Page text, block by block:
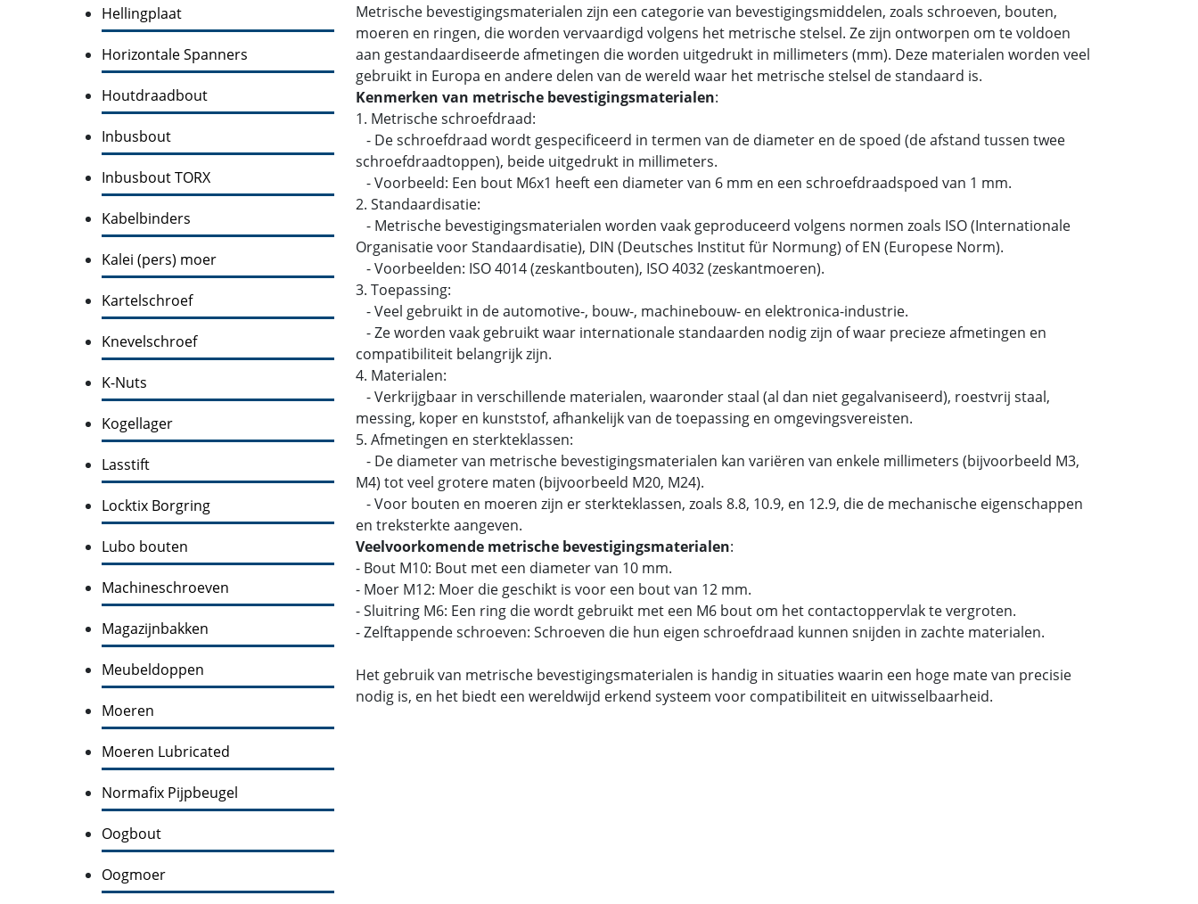
Hellingplaat
Horizontale Spanners
Houtdraadbout
Inbusbout
Inbusbout TORX
Kabelbinders
Kalei (pers) moer
Kartelschroef
Knevelschroef
K-Nuts
Kogellager
Lasstift
Locktix Borgring
Lubo bouten
Machineschroeven
Magazijnbakken
Meubeldoppen
Moeren
Moeren Lubricated
Normafix Pijpbeugel
Oogbout
Oogmoer
Metrische bevestigingsmaterialen zijn een categorie van bevestigingsmiddelen, zoals schroeven, bouten,
moeren en ringen, die worden vervaardigd volgens het metrische stelsel. Ze zijn ontworpen om te voldoen
aan gestandaardiseerde afmetingen die worden uitgedrukt in millimeters (mm). Deze materialen worden veel
gebruikt in Europa en andere delen van de wereld waar het metrische stelsel de standaard is.
Kenmerken van metrische bevestigingsmaterialen:
1. Metrische schroefdraad:
- De schroefdraad wordt gespecificeerd in termen van de diameter en de spoed (de afstand tussen twee
schroefdraadtoppen), beide uitgedrukt in millimeters.
- Voorbeeld: Een bout M6x1 heeft een diameter van 6 mm en een schroefdraadspoed van 1 mm.
2. Standaardisatie:
- Metrische bevestigingsmaterialen worden vaak geproduceerd volgens normen zoals ISO (Internationale
Organisatie voor Standaardisatie), DIN (Deutsches Institut für Normung) of EN (Europese Norm).
- Voorbeelden: ISO 4014 (zeskantbouten), ISO 4032 (zeskantmoeren).
3. Toepassing:
- Veel gebruikt in de automotive-, bouw-, machinebouw- en elektronica-industrie.
- Ze worden vaak gebruikt waar internationale standaarden nodig zijn of waar precieze afmetingen en
compatibiliteit belangrijk zijn.
4. Materialen:
- Verkrijgbaar in verschillende materialen, waaronder staal (al dan niet gegalvaniseerd), roestvrij staal,
messing, koper en kunststof, afhankelijk van de toepassing en omgevingsvereisten.
5. Afmetingen en sterkteklassen:
- De diameter van metrische bevestigingsmaterialen kan variëren van enkele millimeters (bijvoorbeeld M3,
M4) tot veel grotere maten (bijvoorbeeld M20, M24).
- Voor bouten en moeren zijn er sterkteklassen, zoals 8.8, 10.9, en 12.9, die de mechanische eigenschappen
en treksterkte aangeven.
Veelvoorkomende metrische bevestigingsmaterialen:
- Bout M10: Bout met een diameter van 10 mm.
- Moer M12: Moer die geschikt is voor een bout van 12 mm.
- Sluitring M6: Een ring die wordt gebruikt met een M6 bout om het contactoppervlak te vergroten.
- Zelftappende schroeven: Schroeven die hun eigen schroefdraad kunnen snijden in zachte materialen.
Het gebruik van metrische bevestigingsmaterialen is handig in situaties waarin een hoge mate van precisie
nodig is, en het biedt een wereldwijd erkend systeem voor compatibiliteit en uitwisselbaarheid.